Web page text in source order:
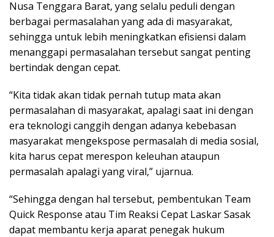
Nusa Tenggara Barat, yang selalu peduli dengan
berbagai permasalahan yang ada di masyarakat,
sehingga untuk lebih meningkatkan efisiensi dalam
menanggapi permasalahan tersebut sangat penting
bertindak dengan cepat.
“Kita tidak akan tidak pernah tutup mata akan
permasalahan di masyarakat, apalagi saat ini dengan
era teknologi canggih dengan adanya kebebasan
masyarakat mengekspose permasalah di media sosial,
kita harus cepat merespon keleuhan ataupun
permasalah apalagi yang viral,” ujarnua.
“Sehingga dengan hal tersebut, pembentukan Team
Quick Response atau Tim Reaksi Cepat Laskar Sasak
dapat membantu kerja aparat penegak hukum